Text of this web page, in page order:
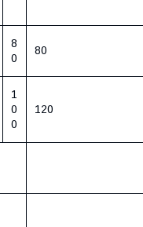
8
0
80
1
0
0
120